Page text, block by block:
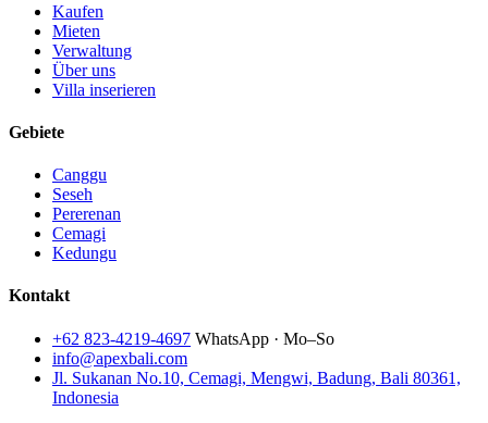
Kaufen
Mieten
Verwaltung
Über uns
Villa inserieren
Gebiete
Canggu
Seseh
Pererenan
Cemagi
Kedungu
Kontakt
+62 823-4219-4697 WhatsApp · Mo–So
info@apexbali.com
Jl. Sukanan No.10, Cemagi, Mengwi, Badung, Bali 80361,
Indonesia